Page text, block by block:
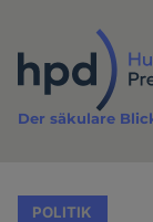
Inhalt
Der säkulare
POLITIK